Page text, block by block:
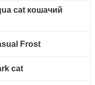
cat кошачий
Frost
cat